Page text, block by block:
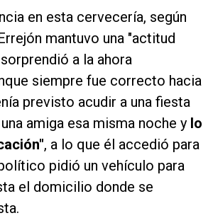
en esta cervecería, según
mantuvo una "actitud
a la ahora
siempre fue correcto hacia
previsto acudir a una fiesta
amiga esa misma noche y lo
, a lo que él accedió para
pidió un vehículo para
el domicilio donde se